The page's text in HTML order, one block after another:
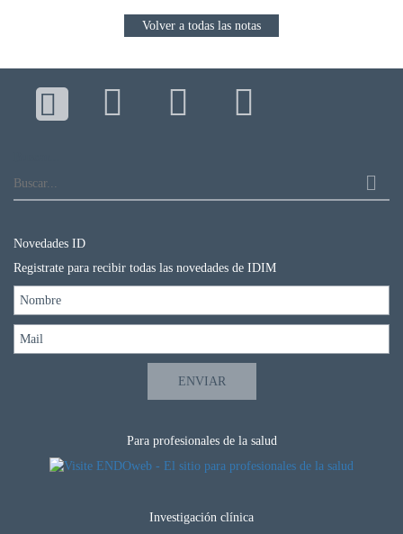
Volver a todas las notas
Para profesionales de la salud
Investigación clínica
Novedades ID
Registrate para recibir todas las novedades de IDIM